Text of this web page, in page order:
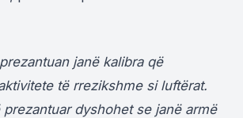
janë kalibra që
të rrezikshme si luftërat.
dyshohet se janë armë